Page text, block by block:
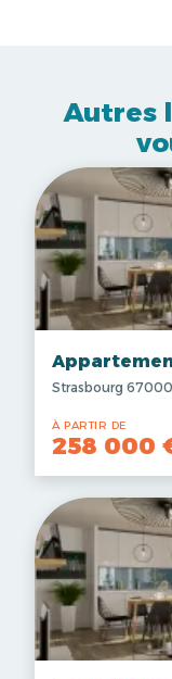
Autres
Strasbourg 67000
À PARTIR DE
258 000